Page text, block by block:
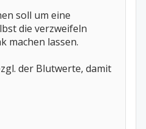
soll um eine
die verzweifeln
machen lassen.
der Blutwerte, damit